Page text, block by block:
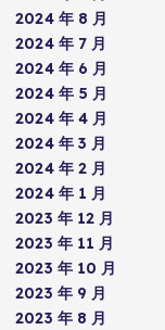
2024 年 8 月
2024 年 7 月
2024 年 6 月
2024 年 5 月
2024 年 4 月
2024 年 3 月
2024 年 2 月
2024 年 1 月
2023 年 12 月
2023 年 11 月
2023 年 10 月
2023 年 9 月
2023 年 8 月